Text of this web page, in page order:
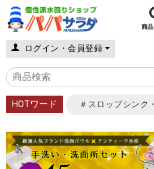
商
ログイン・会員登録
HOTワード ＃スロップシンク